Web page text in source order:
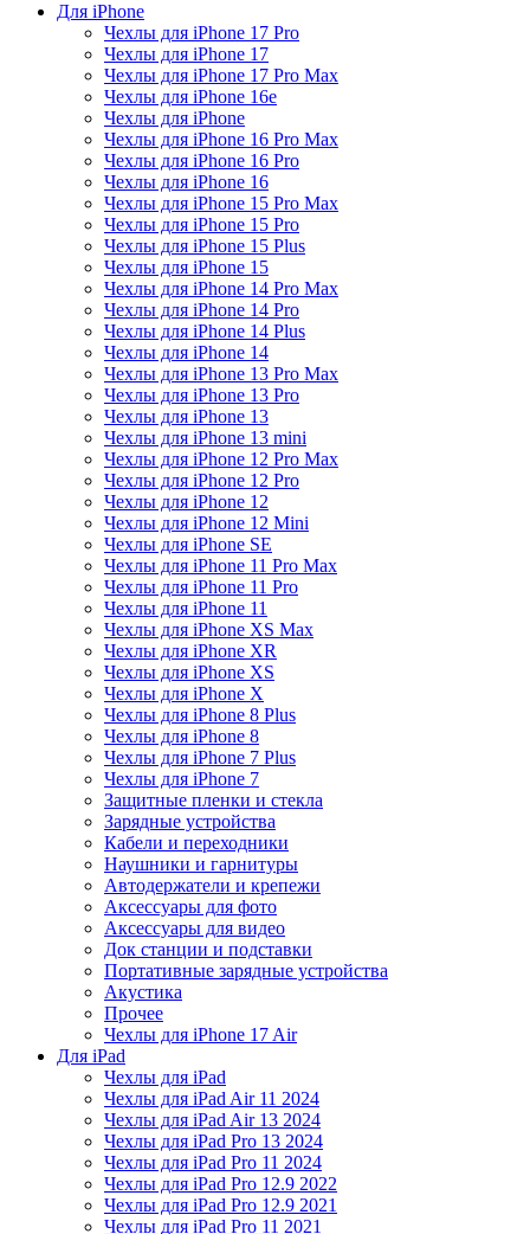
Для iPhone
Чехлы для iPhone 17 Pro
Чехлы для iPhone 17
Чехлы для iPhone 17 Pro Max
Чехлы для iPhone 16e
Чехлы для iPhone
Чехлы для iPhone 16 Pro Max
Чехлы для iPhone 16 Pro
Чехлы для iPhone 16
Чехлы для iPhone 15 Pro Max
Чехлы для iPhone 15 Pro
Чехлы для iPhone 15 Plus
Чехлы для iPhone 15
Чехлы для iPhone 14 Pro Max
Чехлы для iPhone 14 Pro
Чехлы для iPhone 14 Plus
Чехлы для iPhone 14
Чехлы для iPhone 13 Pro Max
Чехлы для iPhone 13 Pro
Чехлы для iPhone 13
Чехлы для iPhone 13 mini
Чехлы для iPhone 12 Pro Max
Чехлы для iPhone 12 Pro
Чехлы для iPhone 12
Чехлы для iPhone 12 Mini
Чехлы для iPhone SE
Чехлы для iPhone 11 Pro Max
Чехлы для iPhone 11 Pro
Чехлы для iPhone 11
Чехлы для iPhone XS Max
Чехлы для iPhone XR
Чехлы для iPhone XS
Чехлы для iPhone X
Чехлы для iPhone 8 Plus
Чехлы для iPhone 8
Чехлы для iPhone 7 Plus
Чехлы для iPhone 7
Защитные пленки и стекла
Зарядные устройства
Кабели и переходники
Наушники и гарнитуры
Автодержатели и крепежи
Аксессуары для фото
Аксессуары для видео
Док станции и подставки
Портативные зарядные устройства
Акустика
Прочее
Чехлы для iPhone 17 Air
Для iPad
Чехлы для iPad
Чехлы для iPad Air 11 2024
Чехлы для iPad Air 13 2024
Чехлы для iPad Pro 13 2024
Чехлы для iPad Pro 11 2024
Чехлы для iPad Pro 12.9 2022
Чехлы для iPad Pro 12.9 2021
Чехлы для iPad Pro 11 2021